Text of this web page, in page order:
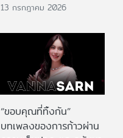
13 กรกฎาคม 2026
“ขอบคุณที่ทิ้งกัน”
บทเพลงของการก้าวผ่าน